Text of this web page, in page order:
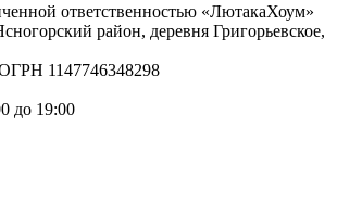
ответственностью «ЛютакаХоум»
район, деревня Григорьевское,
1147746348298
до 19:00